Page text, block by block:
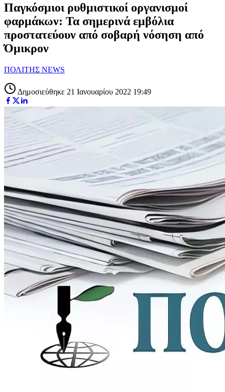
Παγκόσμιοι ρυθμιστικοί οργανισμοί
φαρμάκων: Τα σημερινά εμβόλια
προστατεύουν από σοβαρή νόσηση από
Όμικρον
ΠΟΛΙΤΗΣ NEWS
Δημοσιεύθηκε 21 Ιανουαρίου 2022 19:49